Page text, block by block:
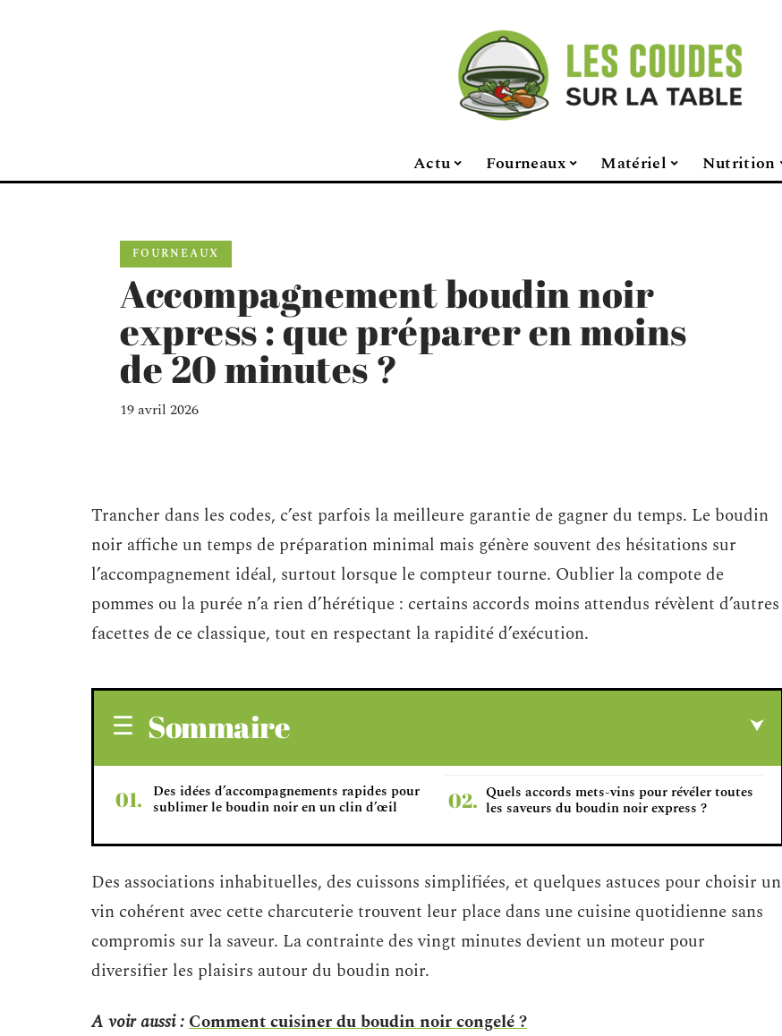
Actu Fourneaux Matériel Nutrition
FOURNEAUX
Accompagnement boudin noir
express : que préparer en moins
de 20 minutes ?
19 avril 2026
Trancher dans les codes, c’est parfois la meilleure garantie de gagner du temps. Le boudin
noir affiche un temps de préparation minimal mais génère souvent des hésitations sur
l’accompagnement idéal, surtout lorsque le compteur tourne. Oublier la compote de
pommes ou la purée n’a rien d’hérétique : certains accords moins attendus révèlent d’autres
facettes de ce classique, tout en respectant la rapidité d’exécution.
Sommaire
Des idées d’accompagnements rapides pour
sublimer le boudin noir en un clin d’œil
Quels accords mets-vins pour révéler toutes
les saveurs du boudin noir express ?
Des associations inhabituelles, des cuissons simplifiées, et quelques astuces pour choisir un
vin cohérent avec cette charcuterie trouvent leur place dans une cuisine quotidienne sans
compromis sur la saveur. La contrainte des vingt minutes devient un moteur pour
diversifier les plaisirs autour du boudin noir.
A voir aussi :Comment cuisiner du boudin noir congelé ?